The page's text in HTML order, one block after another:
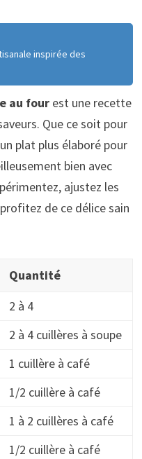
inspirée des
au fourest une recette
Que ce soit pour
plat plus élaboré pour
bien avec
ajustez les
de ce délice sain
Quantité
2 à 4
2 à 4 cuillères à soupe
1 cuillère à café
1/2 cuillère à café
1 à 2 cuillères à café
1/2 cuillère à café